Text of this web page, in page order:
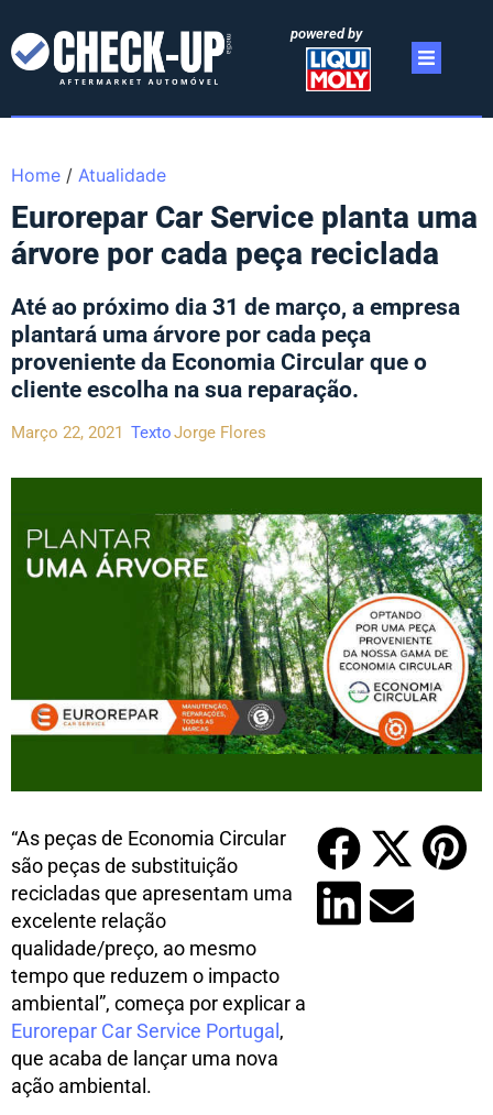
powered by
Home / Atualidade
Eurorepar Car Service planta uma
árvore por cada peça reciclada
Até ao próximo dia 31 de março, a empresa
plantará uma árvore por cada peça
proveniente da Economia Circular que o
cliente escolha na sua reparação.
Março 22, 2021 TextoJorge Flores
“As peças de Economia Circular
são peças de substituição
recicladas que apresentam uma
excelente relação
qualidade/preço, ao mesmo
tempo que reduzem o impacto
ambiental”, começa por explicar a
Eurorepar Car Service Portugal ,
que acaba de lançar uma nova
ação ambiental.